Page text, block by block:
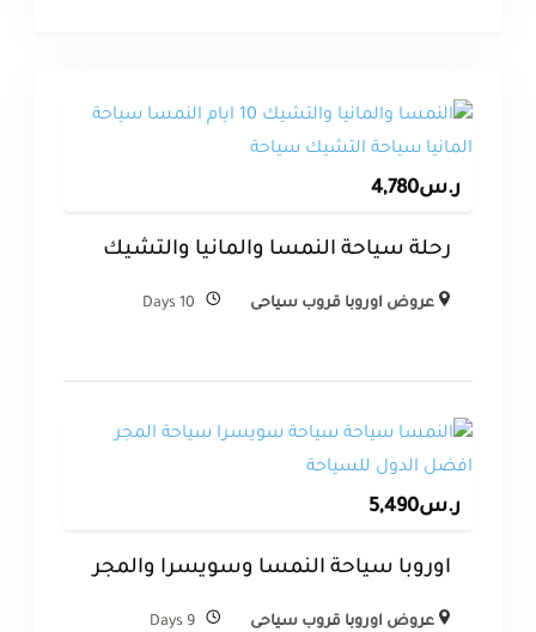
ر.س4,780
رحلة سياحة النمسا والمانيا والتشيك
عروض اوروبا قروب سياحى 10 Days
ر.س5,490
اوروبا سياحة النمسا وسويسرا والمجر
عروض اوروبا قروب سياحى 9 Days